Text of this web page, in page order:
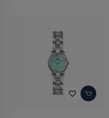
favorite_border